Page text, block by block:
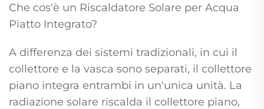
Che cos'è un Riscaldatore Solare per Acqua
Piatto Integrato?
A differenza dei sistemi tradizionali, in cui il
collettore e la vasca sono separati, il collettore
piano integra entrambi in un'unica unità. La
radiazione solare riscalda il collettore piano,